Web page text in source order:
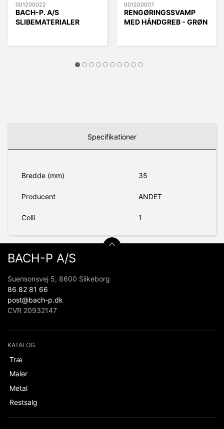
001200022
BACH-P. A/S
SLIBEMATERIALER
001200007
RENGØRINGSSVAMP
MED HÅNDGREB - GRØN
Specifikationer
Bredde (mm) 35
Producent ANDET
Colli 1
BACH-P A/S
Suensonsvej 5, 8600 Silkeborg
86 82 81 66
post@bach-p.dk
CVR 20932147
KATALOG
Træ
Maler
Metal
Restsalg